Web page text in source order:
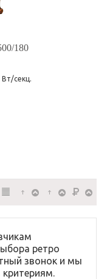
180
секц.
ретро
звонок и мы